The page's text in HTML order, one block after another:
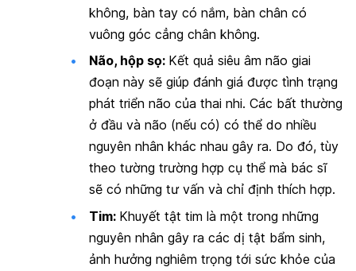
không, bàn tay có nắm, bàn chân có
vuông góc cẳng chân không.
Não, hộp sọ: Kết quả siêu âm não giai
đoạn này sẽ giúp đánh giá được tình trạng
phát triển não của thai nhi. Các bất thường
ở đầu và não (nếu có) có thể do nhiều
nguyên nhân khác nhau gây ra. Do đó, tùy
theo tường trường hợp cụ thể mà bác sĩ
sẽ có những tư vấn và chỉ định thích hợp.
Tim: Khuyết tật tim là một trong những
nguyên nhân gây ra các dị tật bẩm sinh,
ảnh hưởng nghiêm trọng tới sức khỏe của